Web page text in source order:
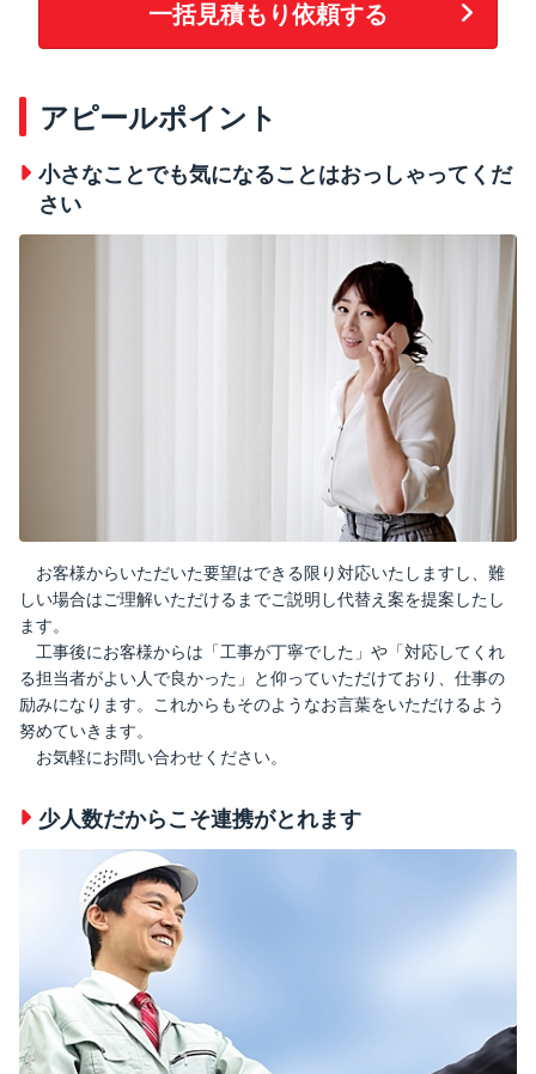
一括見積もり依頼する
アピールポイント
小さなことでも気になることはおっしゃってくだ
さい
お客様からいただいた要望はできる限り対応いたしますし、難
しい場合はご理解いただけるまでご説明し代替え案を提案したし
ます。
工事後にお客様からは「工事が丁寧でした」や「対応してくれ
る担当者がよい人で良かった」と仰っていただけており、仕事の
励みになります。これからもそのようなお言葉をいただけるよう
努めていきます。
お気軽にお問い合わせください。
少人数だからこそ連携がとれます